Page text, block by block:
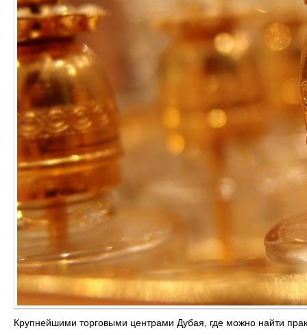
Крупнейшими торговыми центрами Дубая, где можно найти